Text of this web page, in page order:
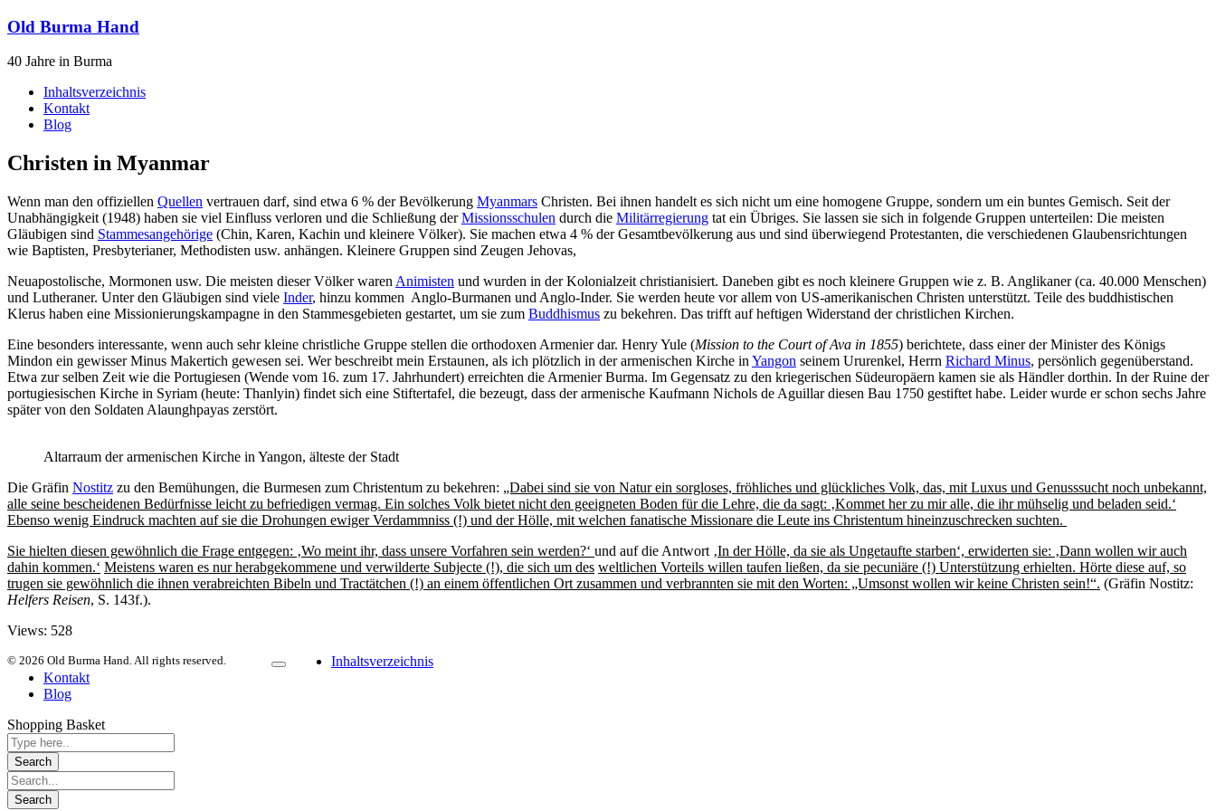
Old Burma Hand
40 Jahre in Burma
Inhaltsverzeichnis
Kontakt
Blog
Christen in Myanmar
Wenn man den offiziellen Quellen vertrauen darf, sind etwa 6 % der Bevölkerung Myanmars Christen. Bei ihnen handelt es sich nicht um eine homogene Gruppe, sondern um ein buntes Gemisch. Seit der
Unabhängigkeit (1948) haben sie viel Einfluss verloren und die Schließung derMissionsschulen durch die Militärregierung tat ein Übriges. Sie lassen sie sich in folgende Gruppen unterteilen: Die meisten
Gläubigen sind Stammesangehörige (Chin, Karen, Kachin und kleinere Völker). Sie machen etwa 4 % der Gesamtbevölkerung aus und sind überwiegend Protestanten, die verschiedenen Glaubensrichtungen
wie Baptisten, Presbyterianer, Methodisten usw. anhängen. Kleinere Gruppen sind Zeugen Jehovas,
Neuapostolische, Mormonen usw. Die meisten dieser Völker waren Animisten und wurden in der Kolonialzeit christianisiert. Daneben gibt es noch kleinere Gruppen wie z. B. Anglikaner (ca. 40.000 Menschen)
und Lutheraner. Unter den Gläubigen sind viele Inder, hinzu kommen Anglo-Burmanen und Anglo-Inder. Sie werden heute vor allem von US-amerikanischen Christen unterstützt. Teile des buddhistischen
Klerus haben eine Missionierungskampagne in den Stammesgebieten gestartet, um sie zum Buddhismus zu bekehren. Das trifft auf heftigen Widerstand der christlichen Kirchen.
Eine besonders interessante, wenn auch sehr kleine christliche Gruppe stellen die orthodoxen Armenier dar. Henry Yule (Mission to the Court of Ava in 1855) berichtete, dass einer der Minister des Königs
Mindon ein gewisser Minus Makertich gewesen sei. Wer beschreibt mein Erstaunen, als ich plötzlich in der armenischen Kirche in Yangon seinem Ururenkel, Herrn Richard Minus, persönlich gegenüberstand.
Etwa zur selben Zeit wie die Portugiesen (Wende vom 16. zum 17. Jahrhundert) erreichten die Armenier Burma. Im Gegensatz zu den kriegerischen Südeuropäern kamen sie als Händler dorthin. In der Ruine der
portugiesischen Kirche in Syriam (heute: Thanlyin) findet sich eine Stiftertafel, die bezeugt, dass der armenische Kaufmann Nichols de Aguillar diesen Bau 1750 gestiftet habe. Leider wurde er schon sechs Jahre
später von den Soldaten Alaunghpayas zerstört.
Altarraum der armenischen Kirche in Yangon, älteste der Stadt
Die Gräfin Nostitz zu den Bemühungen, die Burmesen zum Christentum zu bekehren: „Dabei sind sie von Natur ein sorgloses, fröhliches und glückliches Volk, das, mit Luxus und Genusssucht noch unbekannt,
alle seine bescheidenen Bedürfnisse leicht zu befriedigen vermag. Ein solches Volk bietet nicht den geeigneten Boden für die Lehre, die da sagt: ‚Kommet her zu mir alle, die ihr mühselig und beladen seid.‘
Ebenso wenig Eindruck machten auf sie die Drohungen ewiger Verdammniss (!) und der Hölle, mit welchen fanatische Missionare die Leute ins Christentum hineinzuschrecken suchten.
Sie hielten diesen gewöhnlich die Frage entgegen: ‚Wo meint ihr, dass unsere Vorfahren sein werden?‘ und auf die Antwort ‚In der Hölle, da sie als Ungetaufte starben‘, erwiderten sie: ‚Dann wollen wir auch
dahin kommen.‘ Meistens waren es nur herabgekommene und verwilderte Subjecte (!), die sich um des weltlichen Vorteils willen taufen ließen, da sie pecuniäre (!) Unterstützung erhielten. Hörte diese auf, so
trugen sie gewöhnlich die ihnen verabreichten Bibeln und Tractätchen (!) an einem öffentlichen Ort zusammen und verbrannten sie mit den Worten: „Umsonst wollen wir keine Christen sein!“. (Gräfin Nostitz:
Helfers Reisen, S. 143f.).
Views: 528
© 2026 Old Burma Hand. All rights reserved.
Inhaltsverzeichnis
Kontakt
Blog
Shopping Basket